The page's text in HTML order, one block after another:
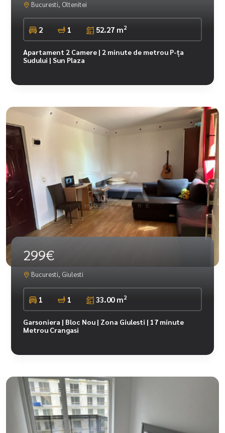
Bucuresti, Oltenitei
2 1 52.27 m2
Apartament 2 Camere | 2 minute de metrou P-ța
Sudului | Sun Plaza
299€
Bucuresti, Giulesti
1 1 33.00 m2
Garsoniera | Bloc Nou | Zona Giulesti | 17 minute
Metrou Crangasi